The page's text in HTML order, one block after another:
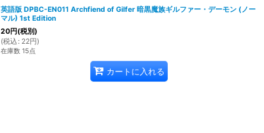
英語版 DPBC-EN011 Archfiend of Gilfer 暗黒魔族ギルファー・デーモン (ノー
マル) 1st Edition
20円(税別)
(税込 : 22円)
在庫数 15点
カートに入れる